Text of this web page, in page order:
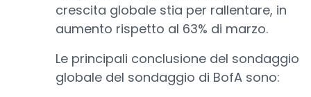
crescita globale stia per rallentare, in
aumento rispetto al 63% di marzo.
Le principali conclusione del sondaggio
globale del sondaggio di BofA sono: